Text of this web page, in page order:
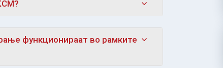
функционираат во рамките